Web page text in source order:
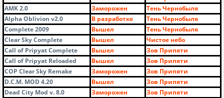
AMK 2.0
Заморожен
Тень Чернобыля
Alpha Oblivion v2.0
В разработке
Тень Чернобыля
Complete 2009
Вышел
Тень Чернобыля
Clear Sky Complete
Вышел
Чистое небо
Call of Pripyat Complete
Вышел
Зов Припяти
Call of Pripyat Reloaded
Вышел
Зов Припяти
COP Clear Sky Remake
Заморожен
Зов Припяти
D.C.M. MOD 4.20
Вышел
Зов Припяти
Dead City Mod v. 8.0
Заморожен
Зов Припяти